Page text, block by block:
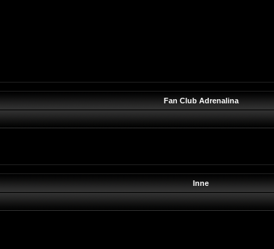
Fan Club Adrenalina
Inne